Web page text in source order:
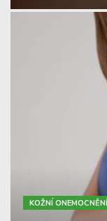
KOŽNÍ ONEMOCNĚNÍ